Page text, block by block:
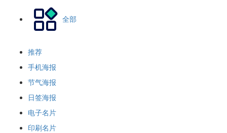
全部
推荐
手机海报
节气海报
日签海报
电子名片
印刷名片